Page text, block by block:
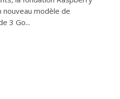
nouveau modèle de
3 Go...